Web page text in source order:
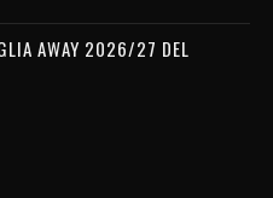
AWAY 2026/27 DEL